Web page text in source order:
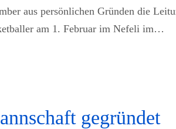
aus persönlichen Gründen die
am 1. Februar im Nefeli im…
gegründet